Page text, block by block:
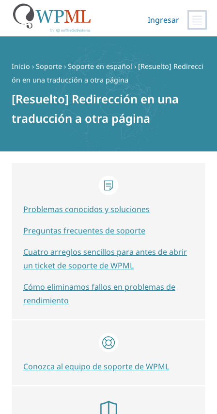
contenido
Ingresar
Inicio › Soporte › Soporte en español › [Resuelto] Redirecci
ón en una traducción a otra página
[Resuelto] Redirección en una
traducción a otra página
Problemas conocidos y soluciones
Preguntas frecuentes de soporte
Cuatro arreglos sencillos para antes de abrir
un ticket de soporte de WPML
Cómo eliminamos fallos en problemas de
rendimiento
Conozca al equipo de soporte de WPML